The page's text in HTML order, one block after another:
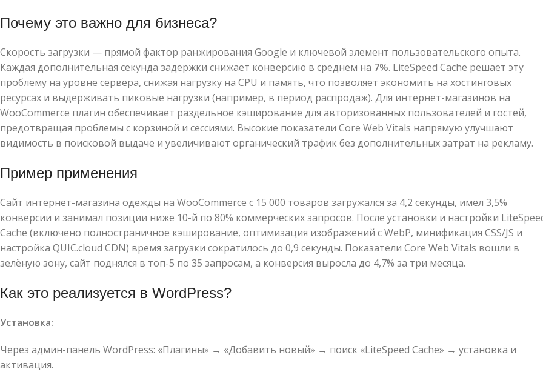
Почему это важно для бизнеса?
Скорость загрузки — прямой фактор ранжирования Google и ключевой элемент пользовательского опыта.
Каждая дополнительная секунда задержки снижает конверсию в среднем на 7%. LiteSpeed Cache решает эту
проблему на уровне сервера, снижая нагрузку на CPU и память, что позволяет экономить на хостинговых
ресурсах и выдерживать пиковые нагрузки (например, в период распродаж). Для интернет-магазинов на
WooCommerce плагин обеспечивает раздельное кэширование для авторизованных пользователей и гостей,
предотвращая проблемы с корзиной и сессиями. Высокие показатели Core Web Vitals напрямую улучшают
видимость в поисковой выдаче и увеличивают органический трафик без дополнительных затрат на рекламу.
Пример применения
Сайт интернет-магазина одежды на WooCommerce с 15 000 товаров загружался за 4,2 секунды, имел 3,5%
конверсии и занимал позиции ниже 10-й по 80% коммерческих запросов. После установки и настройки
Cache (включено полностраничное кэширование, оптимизация изображений с WebP, минификация CSS/JS и
настройка QUIC.cloud CDN) время загрузки сократилось до 0,9 секунды. Показатели Core Web Vitals вошли в
зелёную зону, сайт поднялся в топ-5 по 35 запросам, а конверсия выросла до 4,7% за три месяца.
Как это реализуется в WordPress?
Установка:
Через админ-панель WordPress: «Плагины» → «Добавить новый» → поиск «LiteSpeed Cache» → установка и
активация.